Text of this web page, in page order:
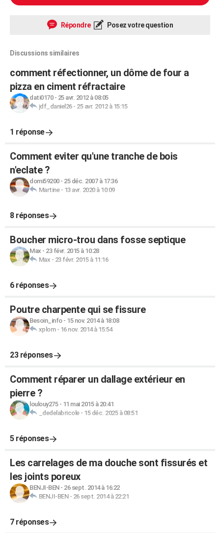
Répondre Posez votre question
Discussions similaires
comment réfectionner, un dôme de four a
pizza en ciment réfractaire
dati0170- 25 avr. 2012 à 08:05
jdf_daniel26- 25 avr. 2012 à 15:15
1 réponse
Comment eviter qu'une tranche de bois
n'eclate ?
domi59200- 25 déc. 2007 à 17:36
Martine- 13 avr. 2020 à 10:09
8 réponses
Boucher micro-trou dans fosse septique
Max - 23 févr. 2015 à 10:28
Max - 23 févr. 2015 à 11:16
6 réponses
Poutre charpente qui se fissure
Besoin_info- 15 nov. 2014 à 18:08
xplom- 16 nov. 2014 à 15:54
23 réponses
Comment réparer un dallage extérieur en
pierre ?
loulouy275- 11 mai 2015 à 20:41
_dedelabricole- 15 déc. 2025 à 08:51
5 réponses
Les carrelages de ma douche sont fissurés et
les joints poreux
BENJI-BEN- 26 sept. 2014 à 16:22
BENJI-BEN- 26 sept. 2014 à 22:21
7 réponses